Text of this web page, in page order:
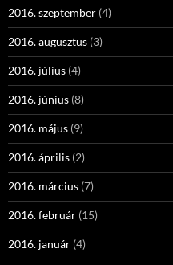
2016. szeptember (4)
2016. augusztus (3)
2016. július (4)
2016. június (8)
2016. május (9)
2016. április (2)
2016. március (7)
2016. február (15)
2016. január (4)